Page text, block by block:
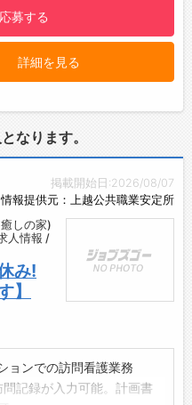
！
なたと一緒に働ける日を楽
替えを行いました。
策に取り組んでいます！
トを2ヶ月に1度ほど実施
改善について経営側との話
ます。
せたときの達成感がやりが
ので覚えることがたくさん
使い方から着実に覚えてい
施工を心掛けながら、一人
なりたいです！
日産、ホンダ、マツダ、ス
、BMW、アウディ、フォル
シェ、MINI、
援あり！知識や技術のレベ
ポートします◎
ート体制あり！研修などに
の提供と共に、働きやすい
担！あなたの頑張りを全
級
風】
かされる職場環境です！
、安心して長く働き続けら
募する
詳細を見る
なります。
掲載開始日:2026/08/07
情報提供元：上越公共職業安定所
しの家)
人情報 /
み!
】
ョンでの訪問看護業務
記録が入力可能。計画書